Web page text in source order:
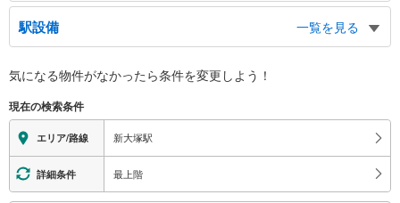
１出口
区民ひろば南大塚、東部保健福祉センター、西巣鴨中学校、大塚北会館、巣鴨
小学校、ＪＲ大塚駅南口、都電荒川線大塚駅前駅（東京さくらトラム）、都立
大塚病院、みどりの図書館、豊島ヶ岡御陵、小石川東京病院、バスのりば、春
日通り、南大塚通り、南大塚１−３丁目、大塚４−６丁目、東池袋５丁目、大塚
五丁目交差点、大塚公園
２出口
都立大塚病院、みどりの図書館、豊島ヶ岡御陵、区民ひろば南大塚、東部保健
福祉センター、西巣鴨中学校、大塚北会館、巣鴨小学校、ＪＲ大塚駅南口、都
電荒川線大塚駅前駅（東京さくらトラム）、小石川東京病院、春日通り、南大
塚通り、大塚４−６丁目、南大塚１−３丁目、東池袋５丁目、大塚五丁目交差
駅設備
一覧を見る
※段差なしでの移動経路
地上⇔改札⇔ホーム：○
エレベータ
・各改札⇔各出口
エスカレータ
・各改札⇔各出口
気になる物件がなかったら条件を変更しよう！
現在の検索条件
エリア/路線 新大塚駅
詳細条件 最上階